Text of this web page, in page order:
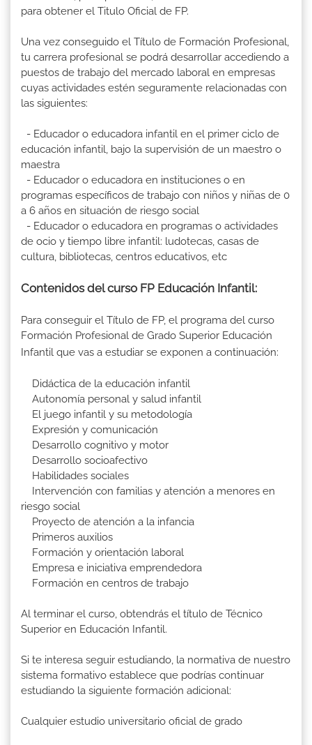
para obtener el Titulo Oficial de FP.
Una vez conseguido el Título de Formación Profesional,
tu carrera profesional se podrá desarrollar accediendo a
puestos de trabajo del mercado laboral en empresas
cuyas actividades estén seguramente relacionadas con
las siguientes:
- Educador o educadora infantil en el primer ciclo de
educación infantil, bajo la supervisión de un maestro o
maestra
- Educador o educadora en instituciones o en
programas específicos de trabajo con niños y niñas de 0
a 6 años en situación de riesgo social
- Educador o educadora en programas o actividades
de ocio y tiempo libre infantil: ludotecas, casas de
cultura, bibliotecas, centros educativos, etc
Contenidos del curso FP Educación Infantil:
Para conseguir el Título de FP, el programa del curso
Formación Profesional de Grado Superior Educación
Infantil que vas a estudiar se exponen a continuación:
Didáctica de la educación infantil
Autonomía personal y salud infantil
El juego infantil y su metodología
Expresión y comunicación
Desarrollo cognitivo y motor
Desarrollo socioafectivo
Habilidades sociales
Intervención con familias y atención a menores en
riesgo social
Proyecto de atención a la infancia
Primeros auxilios
Formación y orientación laboral
Empresa e iniciativa emprendedora
Formación en centros de trabajo
Al terminar el curso, obtendrás el título de Técnico
Superior en Educación Infantil.
Si te interesa seguir estudiando, la normativa de nuestro
sistema formativo establece que podrías continuar
estudiando la siguiente formación adicional:
Cualquier estudio universitario oficial de grado